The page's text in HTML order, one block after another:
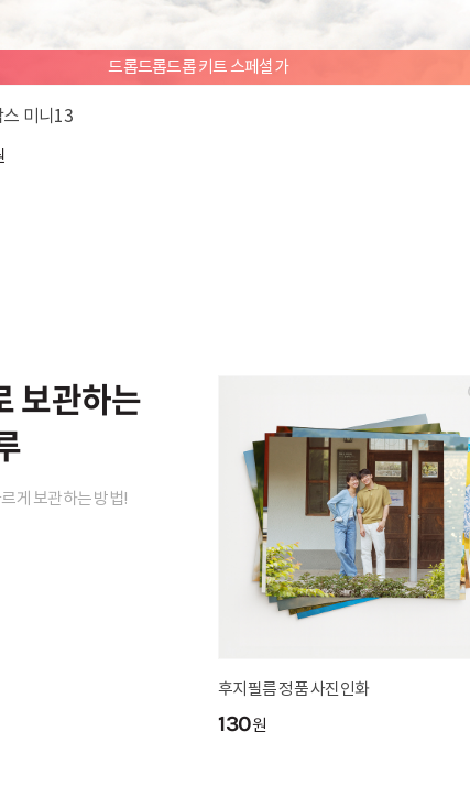
드롭드롭드롭 키트 스페셜가
미니13
보관하는
게 보관하는 방법!
후지필름 정품 사진인화
130원